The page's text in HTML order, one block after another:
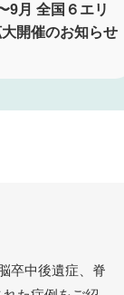
9月 全国６エリ
開催のお知らせ
卒中後遺症、脊